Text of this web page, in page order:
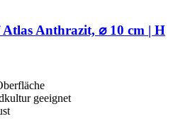
Anthrazit, ⌀ 10 cm | H
geeignet